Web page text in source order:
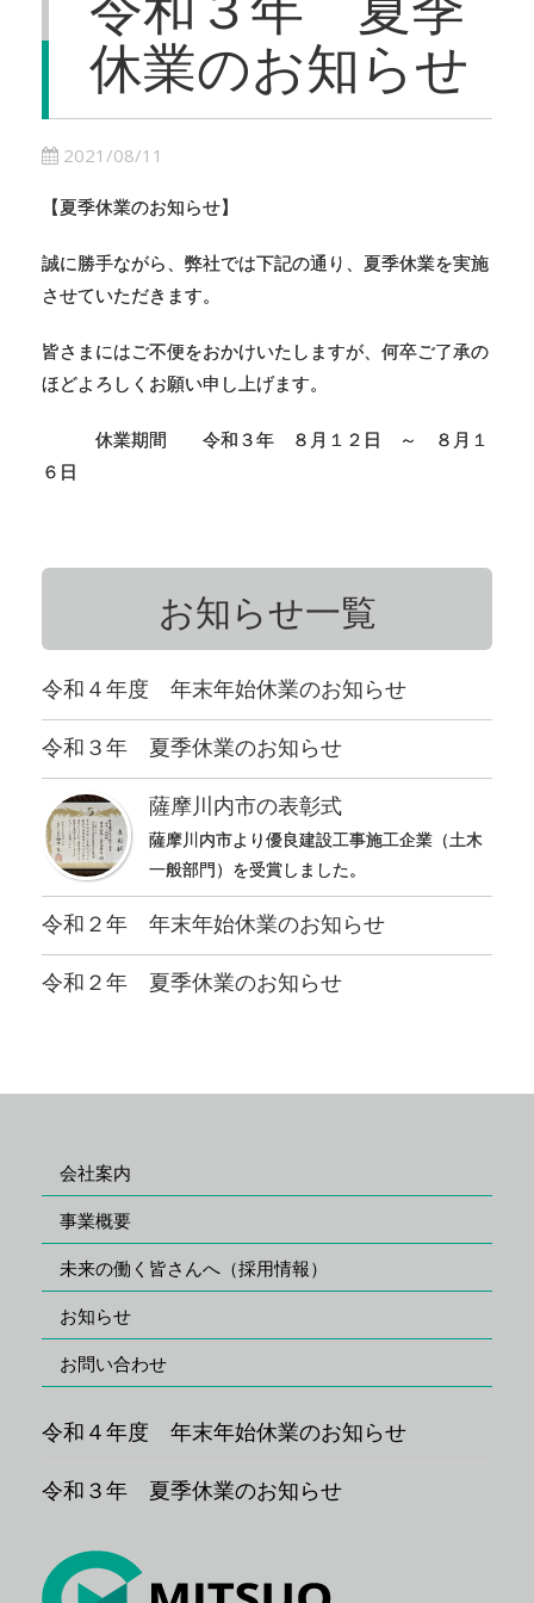
休業のお知らせ
2021/08/11
【夏季休業のお知らせ】
誠に勝手ながら、弊社では下記の通り、夏季休業を実施
させていただきます。
皆さまにはご不便をおかけいたしますが、何卒ご了承の
ほどよろしくお願い申し上げます。
休業期間 令和３年 ８月１２日 ～ ８月１
６日
お知らせ一覧
令和４年度 年末年始休業のお知らせ
令和３年 夏季休業のお知らせ
薩摩川内市の表彰式
薩摩川内市より優良建設工事施工企業（土木
一般部門）を受賞しました。
令和２年 年末年始休業のお知らせ
令和２年 夏季休業のお知らせ
会社案内
事業概要
未来の働く皆さんへ（採用情報）
お知らせ
お問い合わせ
令和４年度 年末年始休業のお知らせ
令和３年 夏季休業のお知らせ